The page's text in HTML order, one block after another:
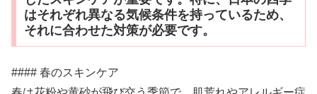
はそれぞれ異なる気候条件を持っているため、
それに合わせた対策が必要です。
#### 春のスキンケア